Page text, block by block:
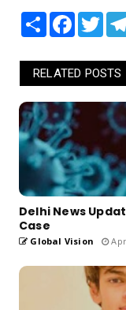
Share Facebook
RELATED POSTS
Delhi News
Case
Global Vision